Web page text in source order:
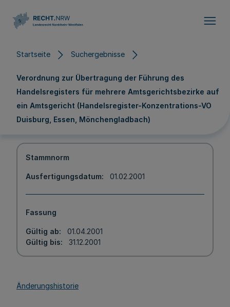
Startseite Suchergebnisse
Verordnung zur Übertragung der Führung des
Handelsregisters für mehrere Amtsgerichtsbezirke auf
ein Amtsgericht (Handelsregister-Konzentrations-VO
Duisburg, Essen, Mönchengladbach)
Stammnorm
Ausfertigungsdatum 01.02.2001
Fassung
Gültig ab
01.04.2001
Gültig bis
31.12.2001
Änderungshistorie